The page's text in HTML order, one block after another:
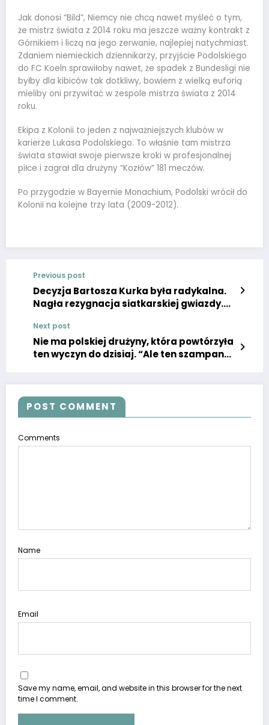
Jak donosi “Bild”, Niemcy nie chcą nawet myśleć o tym,
że mistrz świata z 2014 roku ma jeszcze ważny kontrakt z
Górnikiem i liczą na jego zerwanie, najlepiej natychmiast.
Zdaniem niemieckich dziennikarzy, przyjście Podolskiego
do FC Koeln sprawiłoby nawet, że spadek z Bundesligi nie
byłby dla kibiców tak dotkliwy, bowiem z wielką euforią
mieliby oni przywitać w zespole mistrza świata z 2014
roku.
Ekipa z Kolonii to jeden z najważniejszych klubów w
karierze Lukasa Podolskiego. To właśnie tam mistrza
świata stawiał swoje pierwsze kroki w profesjonalnej
piłce i zagrał dla drużyny “Kozłów” 181 meczów.
Po przygodzie w Bayernie Monachium, Podolski wrócił do
Kolonii na kolejne trzy lata (2009-2012).
Previous post
Decyzja Bartosza Kurka była radykalna.
Nagła rezygnacja siatkarskiej gwiazdy.
Next post
Nie ma polskiej drużyny, która powtórzyła
ten wyczyn do dzisiaj. “Ale ten szampan
POST COMMENT
Comments
Name
Email
Save my name, email, and website in this browser for the next
time I comment.